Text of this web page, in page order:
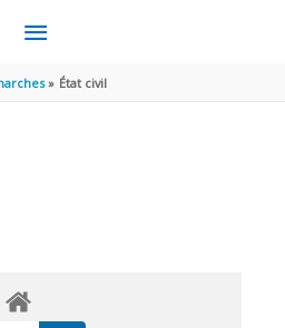
MENU
PRINCIPAL
État civil